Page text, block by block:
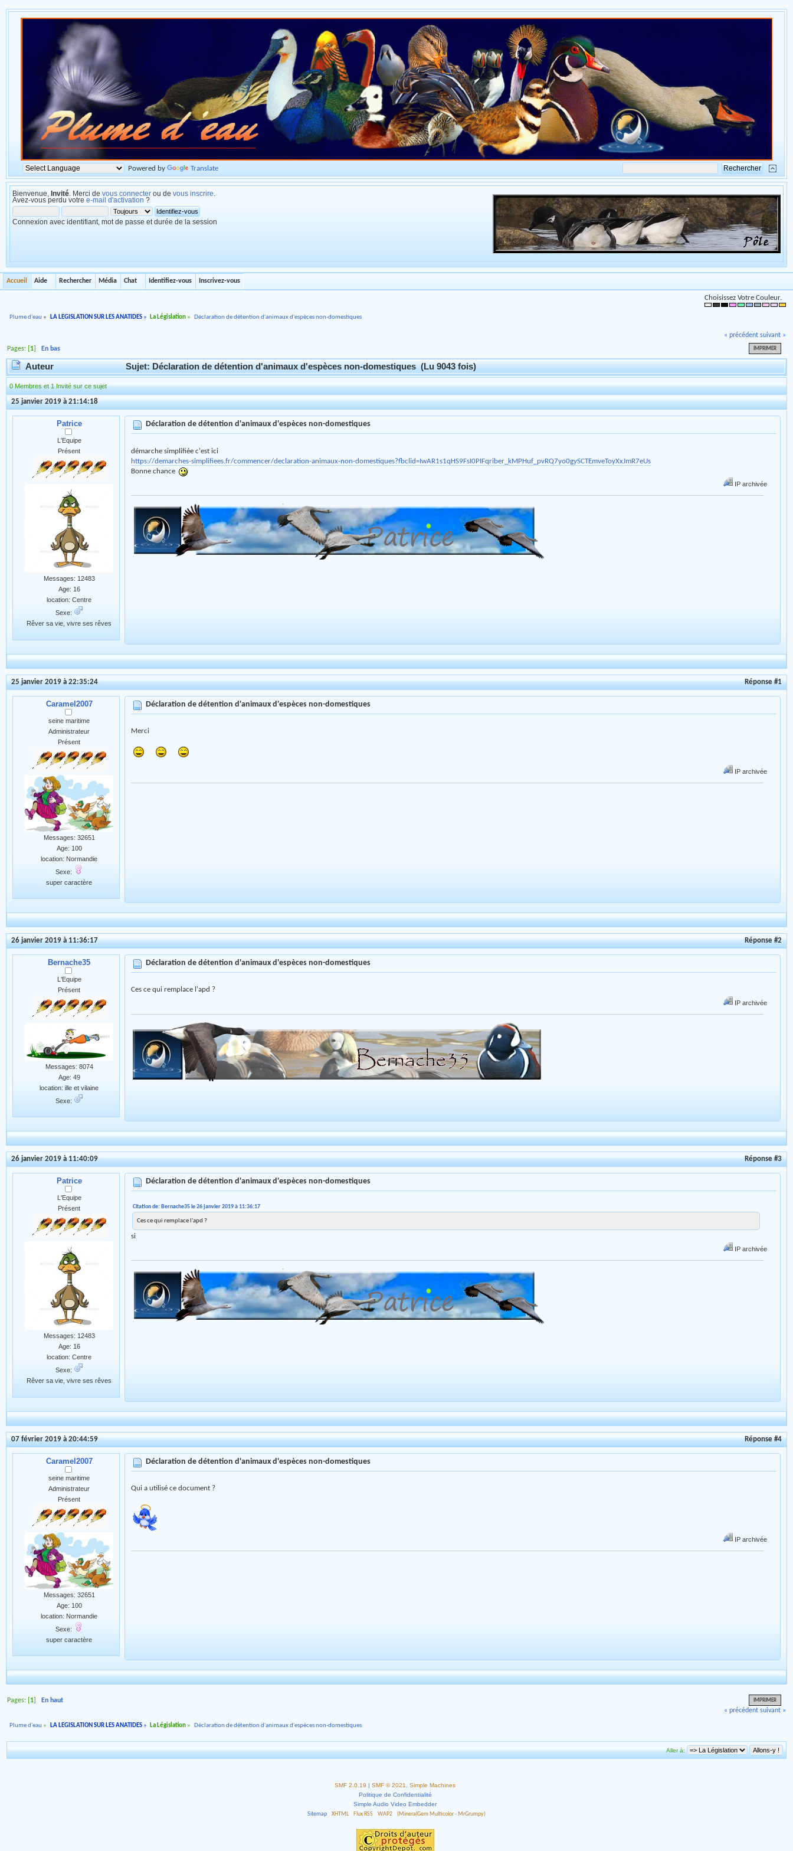
Powered by Translate
Bienvenue, Invité . Merci de vous connecter ou de vous inscrire
Avez-vous perdu votre e-mail d'activation ?
Connexion avec identifiant, mot de passe et durée de la session
Accueil Aide Rechercher Média Chat Identifiez-vous Inscrivez-vous
Choisissez Votre Couleur.
Plume d'eau » LA LEGISLATION SUR LES ANATIDES» La Législation » Déclaration de détention d'animaux d'espèces non-domestiques
« précédent suivant »
IMPRIMER
Pages: [ 1 En bas
Auteur Sujet: Déclaration de détention d'animaux d'espèces non-domestiques (Lu 9043 fois)
0 Membres et 1 Invité sur ce sujet
25 janvier 2019 à 21:14:18
Patrice
L'Equipe
Présent
Messages: 12483
Age: 16
location: Centre
Sexe:
Rêver sa vie, vivre ses rêves
Déclaration de détention d'animaux d'espèces non-domestiques
démarche simplifiée c'est ici
https://demarches-simplifiees.fr/commencer/declaration-animaux-non-domestiques?fbclid=IwAR1s1qHS9FsI0PIFqriber_kMPHuf_pvRQ7yo0gySCTEmveToyXxJmR7eUs
Bonne chance
IP archivée
25 janvier 2019 à 22:35:24 Réponse #1
Caramel2007
seine maritime
Administrateur
Présent
Messages: 32651
Age: 100
location: Normandie
Sexe:
super caractère
Déclaration de détention d'animaux d'espèces non-domestiques
Merci
IP archivée
26 janvier 2019 à 11:36:17 Réponse #2
Bernache35
L'Equipe
Présent
Messages: 8074
Age: 49
location: ille et vilaine
Sexe:
Déclaration de détention d'animaux d'espèces non-domestiques
Ces ce qui remplace l'apd ?
IP archivée
26 janvier 2019 à 11:40:09 Réponse #3
Patrice
L'Equipe
Présent
Messages: 12483
Age: 16
location: Centre
Sexe:
Rêver sa vie, vivre ses rêves
Déclaration de détention d'animaux d'espèces non-domestiques
Citation de: Bernache35 le 26 janvier 2019 à 11:36:17
Ces ce qui remplace l'apd ?
si
IP archivée
07 février 2019 à 20:44:59 Réponse #4
Caramel2007
seine maritime
Administrateur
Présent
Messages: 32651
Age: 100
location: Normandie
Sexe:
super caractère
Déclaration de détention d'animaux d'espèces non-domestiques
Qui a utilisé ce document ?
IP archivée
IMPRIMER
Pages: [ 1
En haut
« précédent suivant »
Plume d'eau » LA LEGISLATION SUR LES ANATIDES» La Législation » Déclaration de détention d'animaux d'espèces non-domestiques
Aller à:
SMF 2.0.19 SMF © 2021, Simple Machines
Politique de Confidentialité
Simple Audio Video Embedder
Sitemap
XHTML Flux RSS WAP2 (MineralGem Multicolor - MrGrumpy)